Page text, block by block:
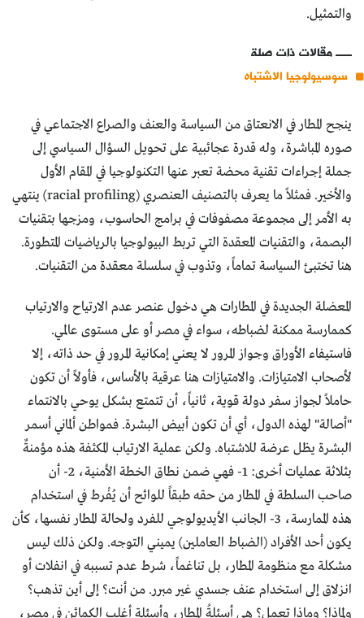
والتمثيل.
مقالات ذات صلة
سوسيولوجيا الاشتباه
ينجح المطار في الانعتاق من السياسة والعنف والصراع الاجتماعي في
صوره المباشرة، وله قدرة عجائبية على تحويل السؤال السياسي إلى
جملة إجراءات تقنية محضة تعبر عنها التكنولوجيا في المقام الأول
والأخير. فمثلاً ما يعرف بالتصنيف العنصري (racial profiling) ينتهي
به الأمر إلى مجموعة مصفوفات في برامج الحاسوب، ومزجها بتقنيات
البصمة، والتقنيات المعقدة التي تربط البيولوجيا بالرياضيات المتطورة.
هنا تختبئ السياسة تماماً، وتذوب في سلسلة معقدة من التقنيات.
المعضلة الجديدة في المطارات هي دخول عنصر عدم الارتياح والارتياب
كممارسة ممكنة لضباطه، سواء في مصر أو على مستوى عالمي.
فاستيفاء الأوراق وجواز المرور لا يعني إمكانية المرور في حد ذاته، إلا
لأصحاب الامتيازات. والامتيازات هنا عرقية بالأساس، فأولاً أن تكون
حاملاً لجواز سفر دولة قوية، ثانياً، أن تتمتع بشكل يوحي بالانتماء
"أصالة" لهذه الدول، أي أن تكون أبيض البشرة. فمواطن ألماني أسمر
البشرة يظل عرضة للاشتباه. ولكن عملية الارتياب المكثفة هذه مؤمنةٌ
بثلاثة عمليات أخرى: 1- فهي ضمن نطاق الخطة الأمنية، 2- أن
صاحب السلطة في المطار من حقه طبقاً للوائح أن يُفْرط في استخدام
هذه الممارسة، 3- الجانب الأيديولوجي للفرد ولحالة المطار نفسها، كأن
يكون أحد الأفراد (الضباط العاملين) يميني التوجه. ولكن ذلك ليس
مشكلة مع منظومة المطار، بل تناغماً، شرط عدم تسببه في انفلات أو
انزلاق إلى استخدام عنف جسدي غير مبرر. من أنت؟ إلى أين تذهب؟
ولماذا؟ وماذا تعمل؟ هي أسئلةُ المطار، وأسئلة أغلب الكمائن في مصر،